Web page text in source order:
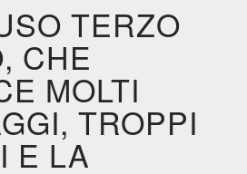
TERZO
CHE
MOLTI
TROPPI
E LA